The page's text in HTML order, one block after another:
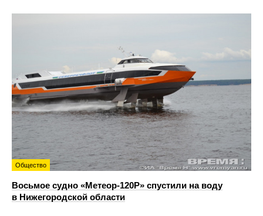
Общество
Восьмое судно «Метеор-120Р» спустили на воду
в Нижегородской области